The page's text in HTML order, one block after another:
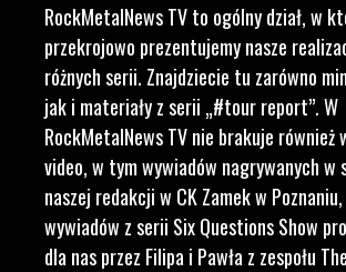
RockMetalNews TV to ogólny dział, w
przekrojowo prezentujemy nasze
różnych serii. Znajdziecie tu zarówno
jak i materiały z serii „#tour report”. W
RockMetalNews TV nie brakuje również
video, w tym wywiadów nagrywanych w
naszej redakcji w CK Zamek w
wywiadów z serii Six Questions Show
dla nas przez Filipa i Pawła z zespołu